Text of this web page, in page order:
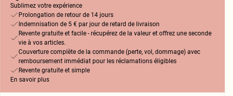
Sublimez votre expérience
Prolongation de retour de 14 jours
Indemnisation de 5 € par jour de retard de livraison
Revente gratuite et facile - récupérez de la valeur et offrez une seconde
vie à vos articles.
Couverture complète de la commande (perte, vol, dommage) avec
remboursement immédiat pour les réclamations éligibles
Revente gratuite et simple
En savoir plus